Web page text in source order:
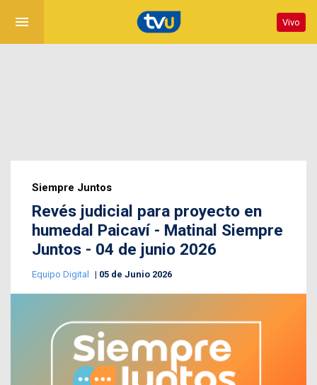
menu Vivo
Siempre Juntos
Revés judicial para proyecto en
humedal Paicaví - Matinal Siempre
Juntos - 04 de junio 2026
Equipo Digital 05 de Junio 2026